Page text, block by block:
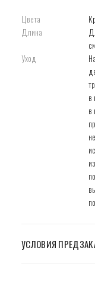
Цвета
Длина
Уход
в
в
УСЛОВИЯ